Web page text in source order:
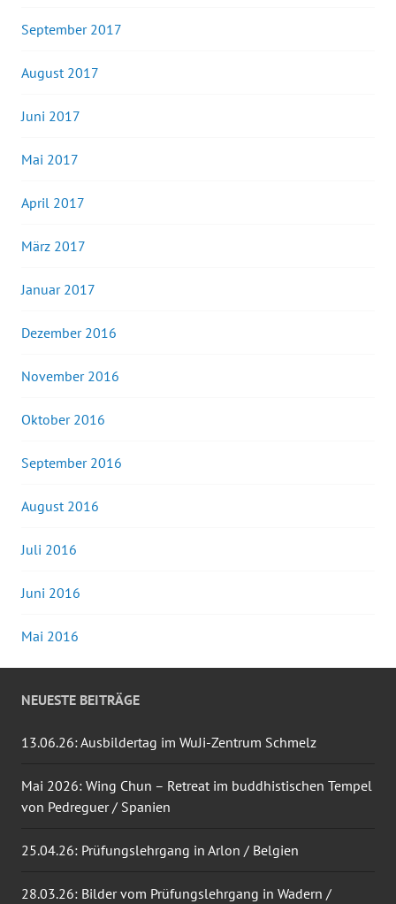
September 2017
August 2017
Juni 2017
Mai 2017
April 2017
März 2017
Januar 2017
Dezember 2016
November 2016
Oktober 2016
September 2016
August 2016
Juli 2016
Juni 2016
Mai 2016
NEUESTE BEITRÄGE
13.06.26: Ausbildertag im WuJi-Zentrum Schmelz
Mai 2026: Wing Chun – Retreat im buddhistischen Tempel
von Pedreguer / Spanien
25.04.26: Prüfungslehrgang in Arlon / Belgien
28.03.26: Bilder vom Prüfungslehrgang in Wadern /